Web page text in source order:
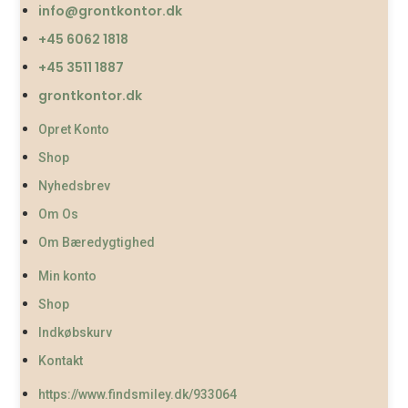
info@grontkontor.dk
+45 6062 1818
+45 3511 1887
grontkontor.dk
Opret Konto
Shop
Nyhedsbrev
Om Os
Om Bæredygtighed
Min konto
Shop
Indkøbskurv
Kontakt
https://www.findsmiley.dk/933064